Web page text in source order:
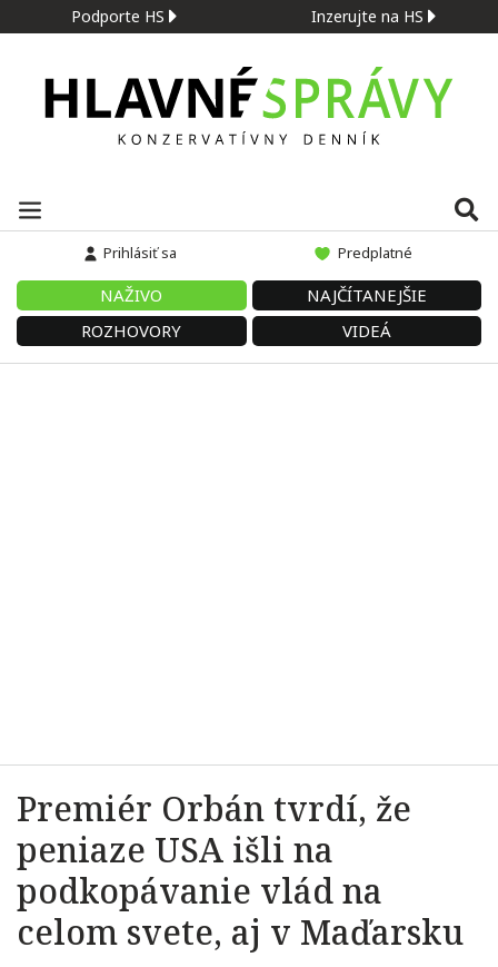
Podporte HS Inzerujte na HS
Prihlásiť sa Predplatné
NAŽIVO
NAJČÍTANEJŠIE
ROZHOVORY
VIDEÁ
Premiér Orbán tvrdí, že
peniaze USA išli na
podkopávanie vlád na
celom svete, aj v Maďarsku